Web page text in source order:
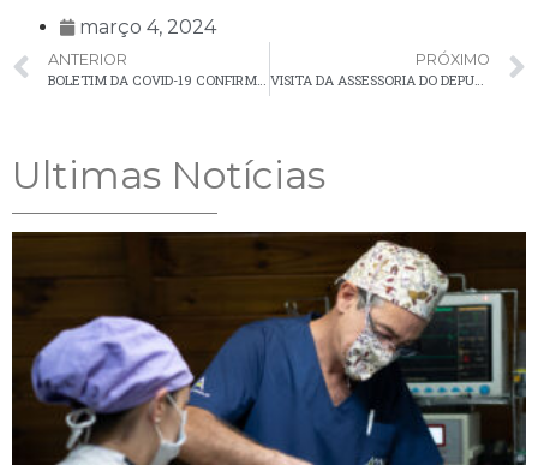
março 4, 2024
ANTERIOR
BOLETIM DA COVID-19 CONFIRMA 32 NOVOS CASOS EM PALMEIRA NA ÚLTIMA SEMANA
PRÓXIMO
VISITA DA ASSESSORIA DO DEPUTADO FEDERAL TADEU VENERI
Ultimas Notícias